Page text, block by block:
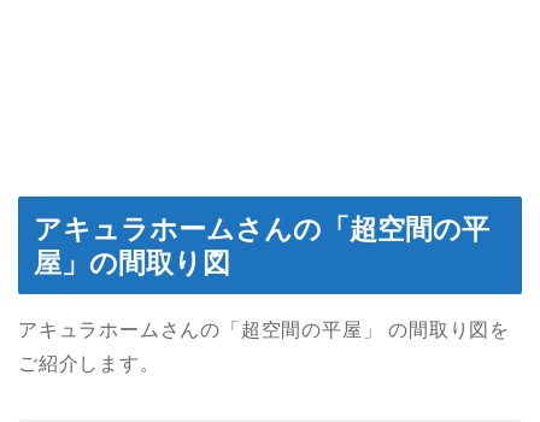
アキュラホームさんの「超空間の平
屋」の間取り図
アキュラホームさんの「超空間の平屋」 の間取り図を
ご紹介します。